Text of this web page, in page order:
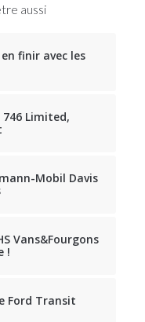
aussi
finir avec les
Limited,
Mobil Davis
Vans&Fourgons
!
Ford Transit